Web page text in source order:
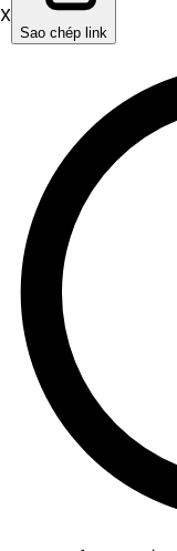
X
Sao chép link